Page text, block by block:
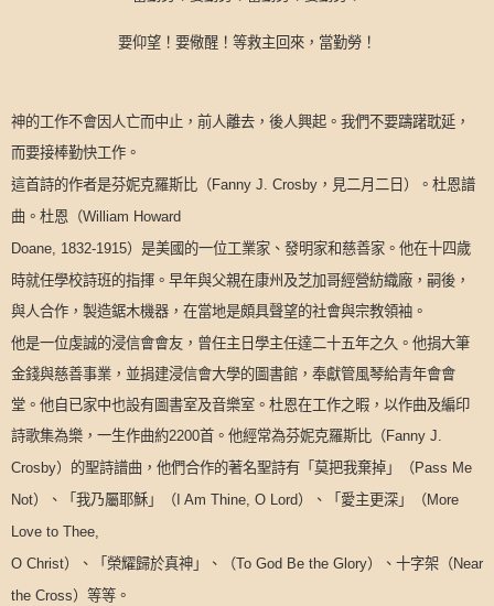
要仰望！要儆醒！等救主回來，當勤勞！
神的工作不會因人亡而中止，前人離去，後人興起。我們不要躊躇耽延，
而要接棒勤快工作。
這首詩的作者是芬妮克羅斯比（Fanny J. Crosby ，見二月二日）。杜恩譜
曲。杜恩（William Howard
Doane, 1832-1915）是美國的一位工業家、發明家和慈善家。他在十四歲
時就任學校詩班的指揮。早年與父親在康州及芝加哥經營紡織廠，嗣後，
與人合作，製造鋸木機器，在當地是頗具聲望的社會與宗教領袖。
他是一位虔誠的浸信會會友，曾任主日學主任達二十五年之久。他捐大筆
金錢與慈善事業，並捐建浸信會大學的圖書館，奉獻管風琴給青年會會
堂。他自已家中也設有圖書室及音樂室。杜恩在工作之暇，以作曲及編印
詩歌集為樂，一生作曲約2200首。他經常為芬妮克羅斯比（Fanny J.
Crosby）的聖詩譜曲，他們合作的著名聖詩有「莫把我棄掉」（Pass Me
Not）、「我乃屬耶穌」（I Am Thine, O Lord）、「愛主更深」（More
Love to Thee,
O Christ）、「榮耀歸於真神」、（To God Be the Glory）、十字架（Near
the Cross）等等。